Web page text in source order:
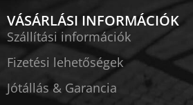
VÁSÁRLÁSI INFORMÁCIÓK
Szállítási információk
Fizetési lehetőségek
Jótállás & Garancia